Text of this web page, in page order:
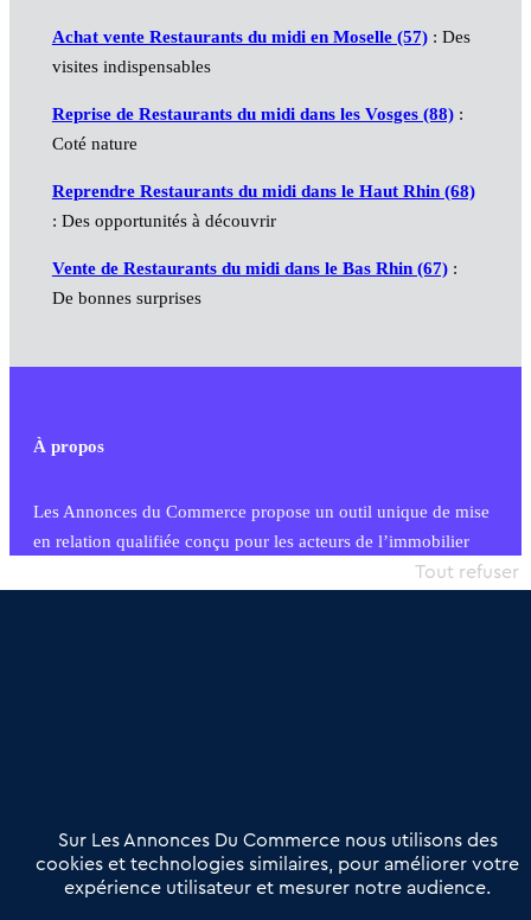
Achat vente Restaurants du midi en Moselle (57): Des
visites indispensables
Reprise de Restaurants du midi dans les Vosges (88):
Coté nature
Reprendre Restaurants du midi dans le Haut Rhin (68)
: Des opportunités à découvrir
Vente de Restaurants du midi dans le Bas Rhin (67):
De bonnes surprises
À propos
Les Annonces du Commerce propose un outil unique de mise
en relation qualifiée conçu pour les acteurs de l’immobilier
commercial et les collectivités territoriales, simple et intégrant
Offres Pro
Actualités
Qui sommes nous ?
Derniers articles
Sur Les Annonces Du Commerce nous utilisons des
cookies et technologies similaires, pour améliorer votre
expérience utilisateur et mesurer notre audience.
Tout refuser